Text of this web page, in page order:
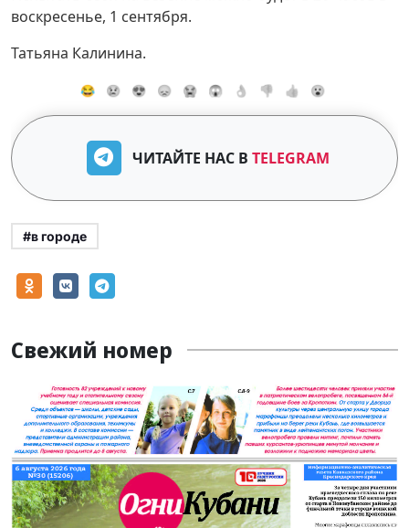
воскресенье, 1 сентября.
Татьяна Калинина.
😂 😢 😍 😞 😭 😱 👌 👎 👍 😮
ЧИТАЙТЕ НАС ВTELEGRAM
#в городе
Свежий номер